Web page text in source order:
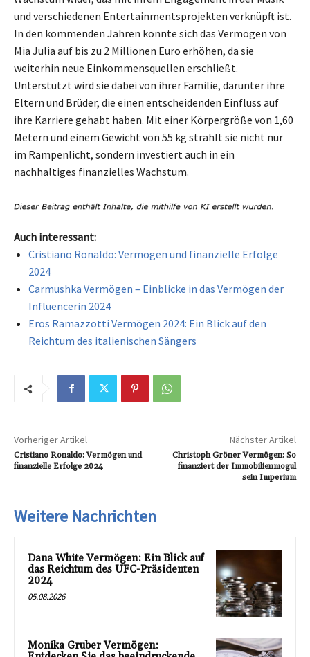
und verschiedenen Entertainmentsprojekten verknüpft ist.
In den kommenden Jahren könnte sich das Vermögen von
Mia Julia auf bis zu 2 Millionen Euro erhöhen, da sie
weiterhin neue Einkommensquellen erschließt.
Unterstützt wird sie dabei von ihrer Familie, darunter ihre
Eltern und Brüder, die einen entscheidenden Einfluss auf
ihre Karriere gehabt haben. Mit einer Körpergröße von 1,60
Metern und einem Gewicht von 55 kg strahlt sie nicht nur
im Rampenlicht, sondern investiert auch in ein
nachhaltiges finanzielles Wachstum.
Auch interessant:
Cristiano Ronaldo: Vermögen und finanzielle Erfolge
2024
Carmushka Vermögen – Einblicke in das Vermögen der
Influencerin 2024
Eros Ramazzotti Vermögen 2024: Ein Blick auf den
Reichtum des italienischen Sängers
Vorheriger Artikel
Cristiano Ronaldo: Vermögen und
finanzielle Erfolge 2024
Nächster Artikel
Christoph Gröner Vermögen: So
finanziert der Immobilienmogul
sein Imperium
Weitere Nachrichten
Dana White Vermögen: Ein Blick auf
das Reichtum des UFC-Präsidenten
2024
05.08.2026
Monika Gruber Vermögen: